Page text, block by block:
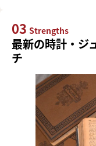
03 Strengths
最新の時計・ジ
チ